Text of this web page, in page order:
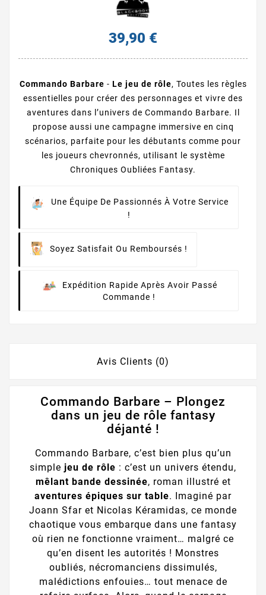
39,90 €
Commando Barbare - Le jeu de rôle, Toutes les règles
essentielles pour créer des personnages et vivre des
aventures dans l’univers de Commando Barbare. Il
propose aussi une campagne immersive en cinq
scénarios, parfaite pour les débutants comme pour
les joueurs chevronnés, utilisant le système
Chroniques Oubliées Fantasy.
Une Équipe De Passionnés À Votre Service
!
Soyez Satisfait Ou Remboursés !
Expédition Rapide Après Avoir Passé
Commande !
Avis Clients (0)
Commando Barbare – Plongez
dans un jeu de rôle fantasy
déjanté !
Commando Barbare, c’est bien plus qu’un
simple jeu de rôle : c’est un univers étendu,
mêlant bande dessinée, roman illustré et
aventures épiques sur table. Imaginé par
Joann Sfar et Nicolas Kéramidas, ce monde
chaotique vous embarque dans une fantasy
où rien ne fonctionne vraiment… malgré ce
qu’en disent les autorités ! Monstres
oubliés, nécromanciens dissimulés,
malédictions enfouies… tout menace de